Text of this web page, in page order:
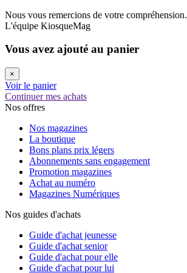
Nous vous remercions de votre compréhension.
L'équipe KiosqueMag
Vous avez ajouté au panier
×
Voir le panier
Continuer mes achats
Nos offres
Nos magazines
La boutique
Bons plans prix légers
Abonnements sans engagement
Promotion magazines
Achat au numéro
Magazines Numériques
Nos guides d'achats
Guide d'achat jeunesse
Guide d'achat senior
Guide d'achat pour elle
Guide d'achat pour lui